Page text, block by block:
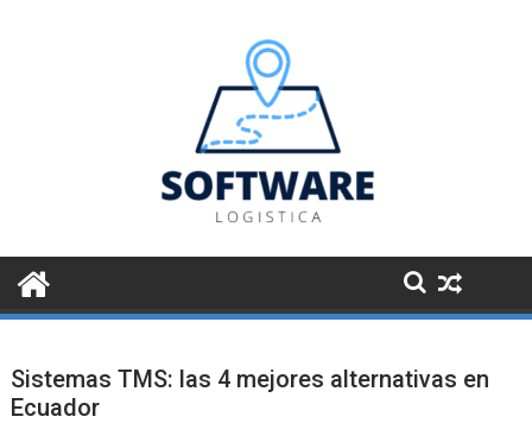
Sistemas TMS: las 4 mejores alternativas en
Ecuador